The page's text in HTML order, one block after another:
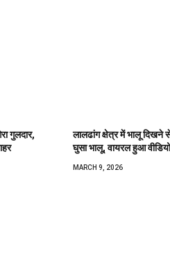
गुलदार,
लालढांग क्षेत्र में भालू दिखने
घुसा भालू, वायरल हुआ
MARCH 9, 2026